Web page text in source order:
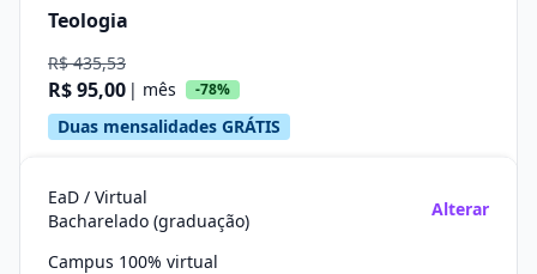
Teologia
R$ 435,53
R$ 95,00 | mês -78%
Duas mensalidades GRÁTIS
EaD / Virtual
Bacharelado (graduação)
Alterar
Campus 100% virtual